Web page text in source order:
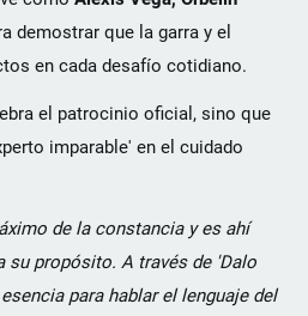
demostrar que la garra y el
en cada desafío cotidiano.
el patrocinio oficial, sino que
imparable' en el cuidado
de la constancia y es ahí
su propósito. A través de 'Dalo
para hablar el lenguaje del